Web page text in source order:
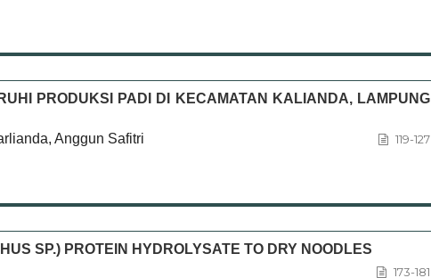
PRODUKSI PADI DI KECAMATAN KALIANDA, LAMPUNG
Anggun Safitri
119-127
SP.) PROTEIN HYDROLYSATE TO DRY NOODLES
173-181